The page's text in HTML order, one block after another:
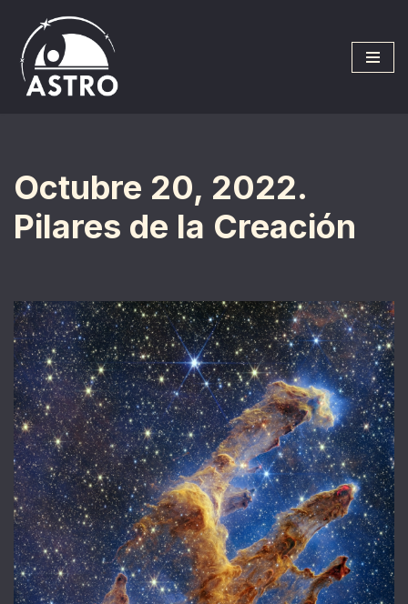
Saltar
al
contenido
Octubre 20, 2022.
Pilares de la Creación